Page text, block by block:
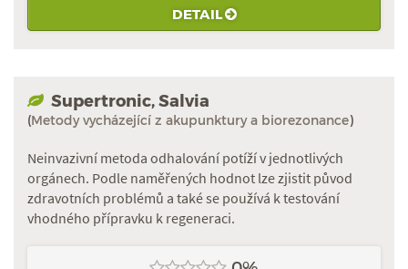
DETAIL
Supertronic, Salvia
(Metody vycházející z akupunktury a biorezonance)
Neinvazivní metoda odhalování potíží v jednotlivých
orgánech. Podle naměřených hodnot lze zjistit původ
zdravotních problémů a také se používá k testování
vhodného přípravku k regeneraci.